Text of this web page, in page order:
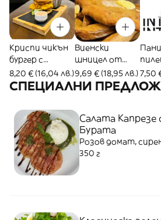
Криспи чикън
бургер с
пресни
пържени
картофи
8,20 € (16,04 лв.)
Виенски
шницел от
свинско бон
филе с
9,69 € (18,95 лв.)7,50
СПЕЦИАЛНИ
Салата Капрезе
Бурата
Розов домат,
350 г